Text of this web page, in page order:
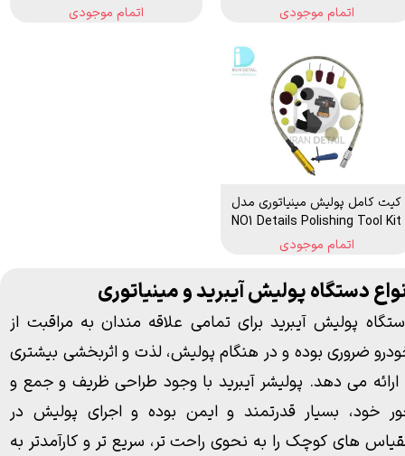
اتمام موجودی
اتمام موجودی
کیت کامل پولیش مینیاتوری مدل
NO1 Details Polishing Tool Kit
اتمام موجودی
دستگاه پولیش آیبرید و مینیاتوری​​​​​​​
پولیش آیبریدبرای تمامی علاقه مندان به مراقبت از
ضروری بوده و در هنگام پولیش، لذت و اثربخشی بیشتری
ارائه می دهد. پولیشر آیبرید با وجود طراحی ظریف و جمع و
خود، بسیار قدرتمند و ایمن بوده و اجرای پولیش در
های کوچک را به نحوی راحت تر، سریع تر و کارآمدتر به